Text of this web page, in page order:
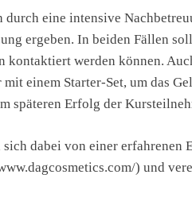
eine intensive
ergeben. In beiden Fällen
kontaktiert werden können.
einem Starter-Set, um das
späteren Erfolg der
dabei von einer erfahrenen
) und